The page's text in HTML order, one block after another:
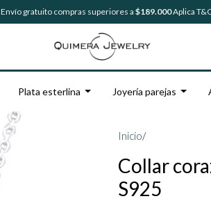
Envío gratuito compras superiores a $189.000Aplica
Plata esterlina Joyería parejas
Inicio/
Collar
S925